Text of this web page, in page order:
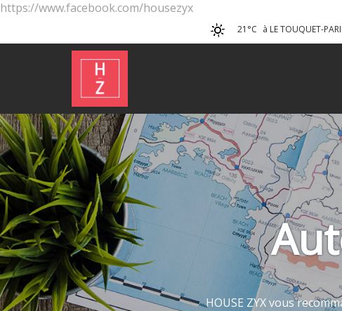
https://www.facebook.com/housezyx
21°C à LE TOUQUET-
HOUSE ZYX vous